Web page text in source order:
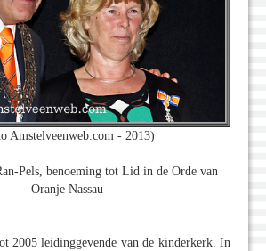
Amstelveenweb.com - 2013)
Pels, benoeming tot Lid in de Orde van
Oranje Nassau
2005 leidinggevende van de kinderkerk. In